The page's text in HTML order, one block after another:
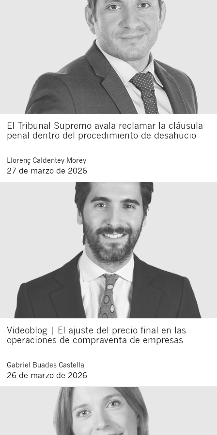
El Tribunal Supremo avala reclamar la cláusula
penal dentro del procedimiento de desahucio
Llorenç Caldentey Morey
27 de marzo de 2026
Videoblog | El ajuste del precio final en las
operaciones de compraventa de empresas
Gabriel Buades Castella
26 de marzo de 2026
Acepto recibir comunicaciones sobre nuevos
condiciones
yde
privacidad
Al pulsar el botón de envío manifiesta haber leído la siguiente
información básica sobre privacidad : El responsable del tratamiento
es Buades Legal S.L. La finalidad es la atención a su solicitud. Tiene
derecho a acceder, rectificar y suprimir los datos, así como otros
derechos como se explica en lapolítica de privacidad de nuestra web